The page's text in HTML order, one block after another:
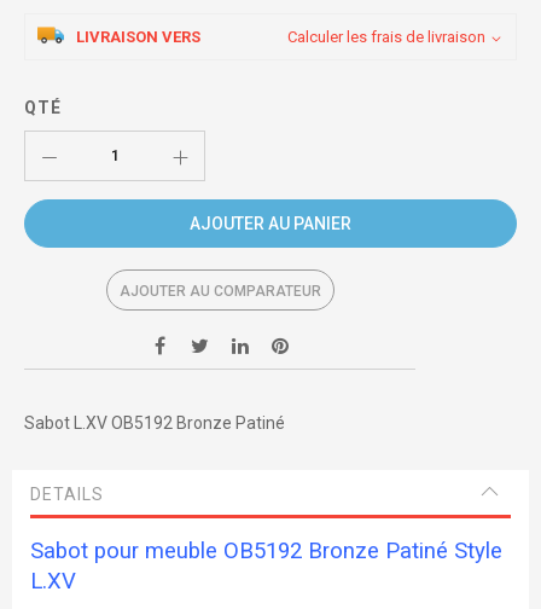
LIVRAISON VERS Calculer les frais de livraison
QTÉ
AJOUTER AU PANIER
AJOUTER AU COMPARATEUR
Sabot L.XV OB5192 Bronze Patiné
DETAILS
Sabot pour meuble OB5192 Bronze Patiné Style
L.XV